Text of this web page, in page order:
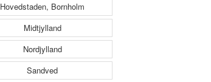
Hovedstaden, Bornholm
Midtjylland
Nordjylland
Sandved